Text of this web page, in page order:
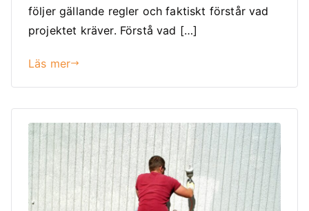
följer gällande regler och faktiskt förstår vad
projektet kräver. Förstå vad […]
Läs mer